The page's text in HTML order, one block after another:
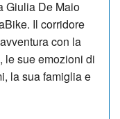
Giulia De Maio
Il corridore
con la
le sue emozioni di
la sua famiglia e